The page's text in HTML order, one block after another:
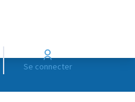
Se connecter